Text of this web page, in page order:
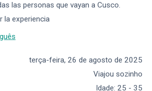
las personas que vayan a Cusco.
la experiencia
terça-feira, 26 de agosto de 2025
Viajou sozinho
Idade: 25 - 35